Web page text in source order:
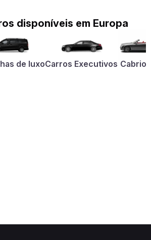
disponíveis em Europa
de luxoCarros Executivos